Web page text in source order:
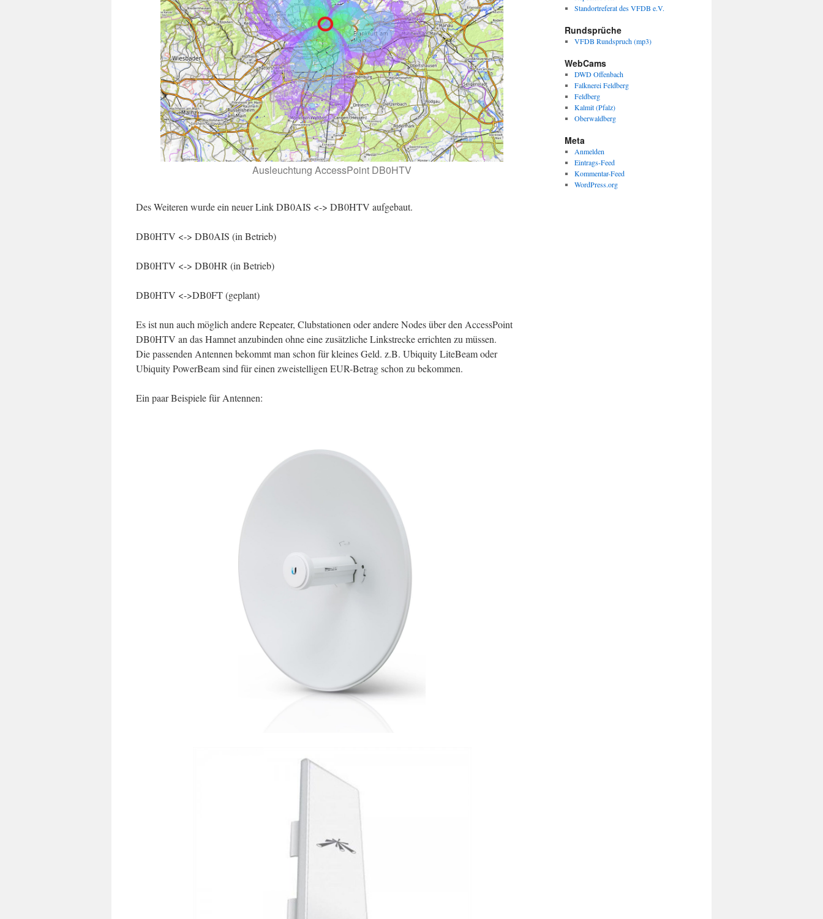
Ausleuchtung AccessPoint DB0HTV
Des Weiteren wurde ein neuer Link DB0AIS <-> DB0HTV aufgebaut.
DB0HTV <-> DB0AIS (in Betrieb)
DB0HTV <-> DB0HR (in Betrieb)
DB0HTV <->DB0FT (geplant)
Es ist nun auch möglich andere Repeater, Clubstationen oder andere Nodes über den AccessPoint
DB0HTV an das Hamnet anzubinden ohne eine zusätzliche Linkstrecke errichten zu müssen.
Die passenden Antennen bekommt man schon für kleines Geld. z.B. Ubiquity LiteBeam oder
Ubiquity PowerBeam sind für einen zweistelligen EUR-Betrag schon zu bekommen.
Ein paar Beispiele für Antennen:
Standortreferat des VFDB e.V.
Rundsprüche
VFDB Rundspruch (mp3)
WebCams
DWD Offenbach
Falknerei Feldberg
Feldberg
Kalmit (Pfalz)
Oberwaldberg
Meta
Anmelden
Eintrags-Feed
Kommentar-Feed
WordPress.org